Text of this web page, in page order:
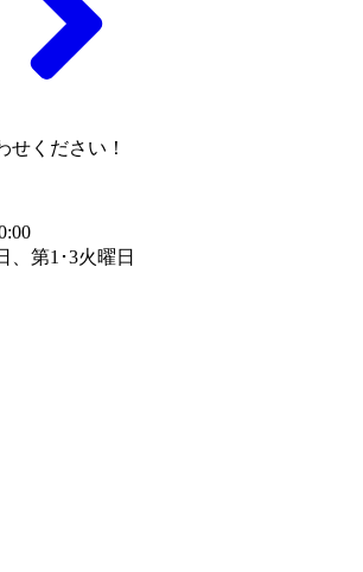
せください！
、第1･3火曜日